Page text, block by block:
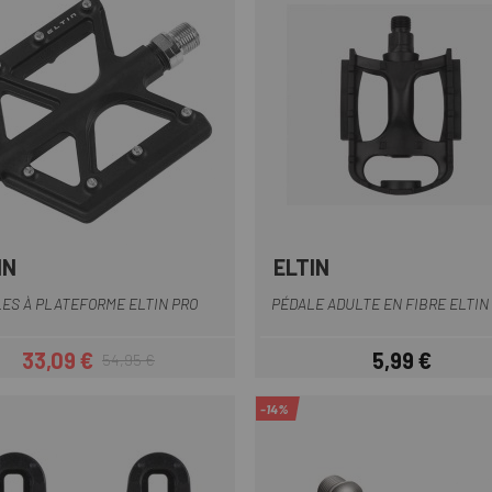
À PLATEFORME ELTIN PRO
Prix
33,09 €Prix habituel
54,95 €
ELTIN
PÉDALE ADULTE EN FIBRE ELTIN
Prix
5,99 €
-14%